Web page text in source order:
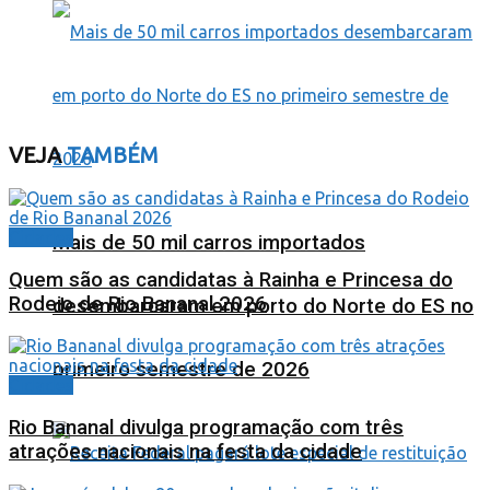
Mais de 50 mil carros importados
desembarcaram em porto do Norte do ES no
primeiro semestre de 2026
VEJATAMBÉM
Quem são as candidatas à Rainha e Princesa do
Rodeio de Rio Bananal 2026
Rio Bananal divulga programação com três
atrações nacionais na festa da cidade